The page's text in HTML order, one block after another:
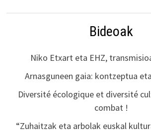
Bideoak
Niko Etxart eta EHZ,
Arnasguneen gaia: kontzeptua
Diversité écologique et diversité
combat !
“Zuhaitzak eta arbolak euskal